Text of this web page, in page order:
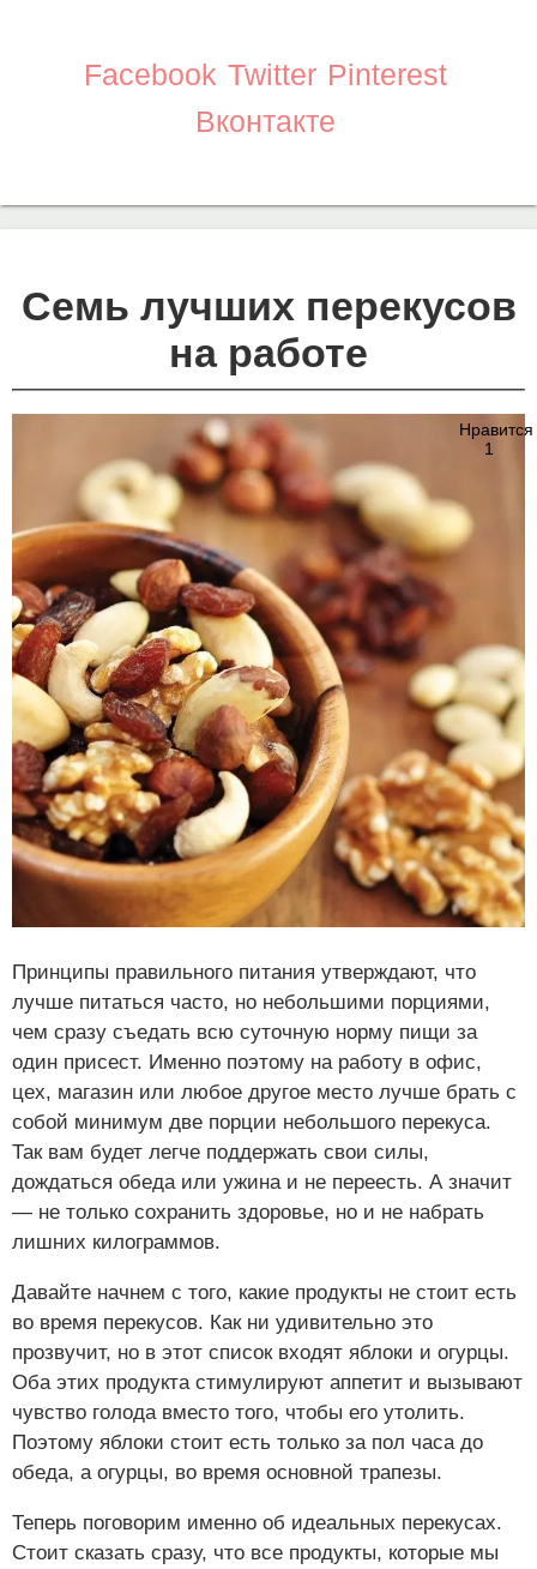
Facebook Twitter Pinterest
Вконтакте
Семь лучших перекусов
на работе
Нравится
1
Принципы правильного питания утверждают, что
лучше питаться часто, но небольшими порциями,
чем сразу съедать всю суточную норму пищи за
один присест. Именно поэтому на работу в офис,
цех, магазин или любое другое место лучше брать с
собой минимум две порции небольшого перекуса.
Так вам будет легче поддержать свои силы,
дождаться обеда или ужина и не переесть. А значит
— не только сохранить здоровье, но и не набрать
лишних килограммов.
Давайте начнем с того, какие продукты не стоит есть
во время перекусов. Как ни удивительно это
прозвучит, но в этот список входят яблоки и огурцы.
Оба этих продукта стимулируют аппетит и вызывают
чувство голода вместо того, чтобы его утолить.
Поэтому яблоки стоит есть только за пол часа до
обеда, а огурцы, во время основной трапезы.
Теперь поговорим именно об идеальных перекусах.
Стоит сказать сразу, что все продукты, которые мы